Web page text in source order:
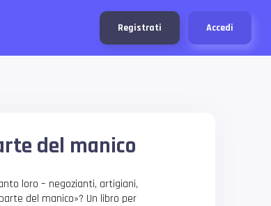
Registrati Accedi
del manico
loro – negozianti, artigiani,
del manico»? Un libro per